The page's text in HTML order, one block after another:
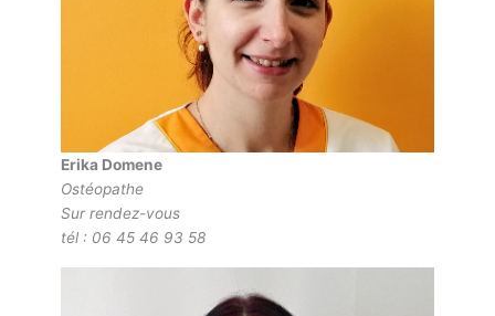
Erika Domene
Ostéopathe
Sur rendez-vous
tél : 06 45 46 93 58